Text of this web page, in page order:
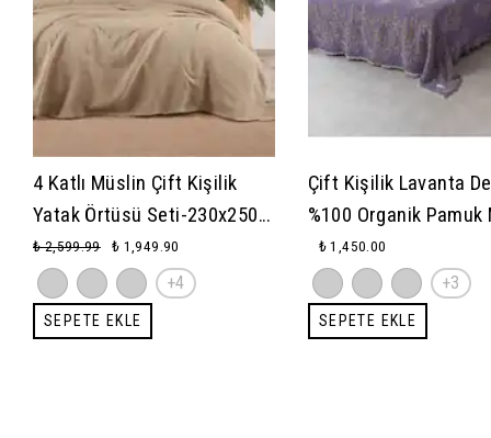
4 Katlı Müslin Çift Kişilik
Yatak Örtüsü Seti-230x250
Cm,yazlık Pike & Yastık Kılıfı
(3 PARÇA)-bej
₺ 2,599.99 ₺ 1,949.90
+4
SEPETE EKLE
Çift Kişilik Lavanta
%100 Organik Pamuk
Yatak Örtüsü
₺ 1,450.00
+3
SEPETE EKLE